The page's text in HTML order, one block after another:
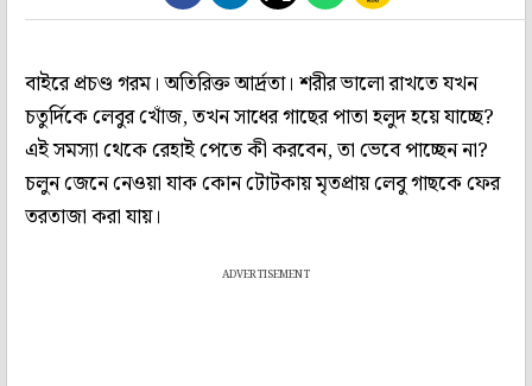
বাইরে প্রচণ্ড গরম। অতিরিক্ত আর্দ্রতা। শরীর ভালো রাখতে যখন
চতুর্দিকে লেবুর খোঁজ, তখন সাধের গাছের পাতা হলুদ হয়ে যাচ্ছে?
এই সমস্যা থেকে রেহাই পেতে কী করবেন, তা ভেবে পাচ্ছেন না?
চলুন জেনে নেওয়া যাক কোন টোটকায় মৃতপ্রায় লেবু গাছকে ফের
তরতাজা করা যায়।
ADVERTISEMENT